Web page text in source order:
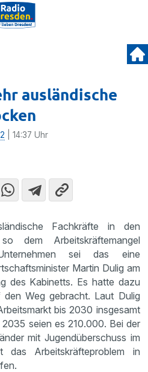
ausländische
| 14:37 Uhr
Fachkräfte in den
dem Arbeitskräftemangel
sei das eine
Martin Dulig am
des Kabinetts. Es hatte dazu
Weg gebracht. Laut Dulig
bis 2030 insgesamt
seien es 210.000. Bei der
mit Jugendüberschuss im
Arbeitskräfteproblem in